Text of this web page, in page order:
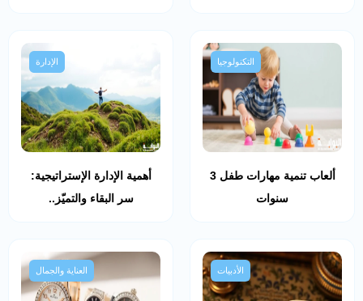
التكنولوجيا
ألعاب تنمية مهارات طفل 3
سنوات
الإدارة
أهمية الإدارة الإستراتيجية:
سر البقاء والتميّز..
الأدبيات العناية والجمال